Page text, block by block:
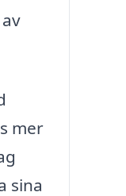
mer
sina